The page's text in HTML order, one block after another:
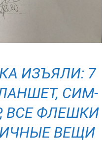
ИЗЪЯЛИ: 7
СИМ-
ВСЕ ФЛЕШКИ
ВЕЩИ